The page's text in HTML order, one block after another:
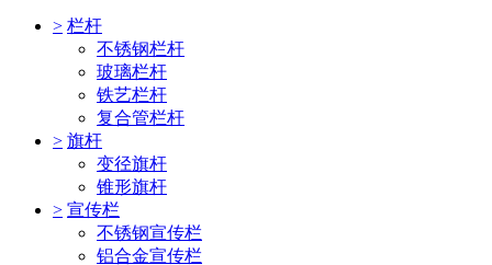
> 栏杆
不锈钢栏杆
玻璃栏杆
铁艺栏杆
复合管栏杆
> 旗杆
变径旗杆
锥形旗杆
> 宣传栏
不锈钢宣传栏
铝合金宣传栏